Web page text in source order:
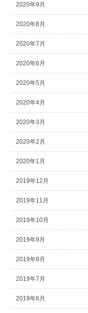
2020年9月
2020年8月
2020年7月
2020年6月
2020年5月
2020年4月
2020年3月
2020年2月
2020年1月
2019年12月
2019年11月
2019年10月
2019年9月
2019年8月
2019年7月
2019年6月